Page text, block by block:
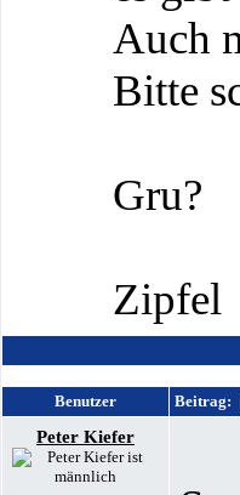
Auch
Bitte
Gru?
Zipfel
Benutzer Beitrag:
Peter Kiefer